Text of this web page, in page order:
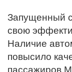
Запущенный
свою
Наличие
повысило
пассажиров